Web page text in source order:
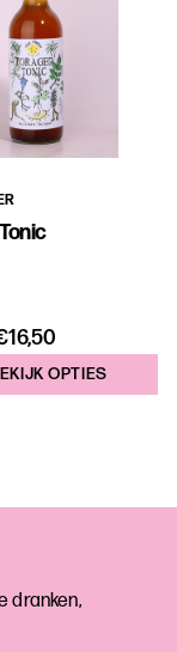
OPTIES
dranken,